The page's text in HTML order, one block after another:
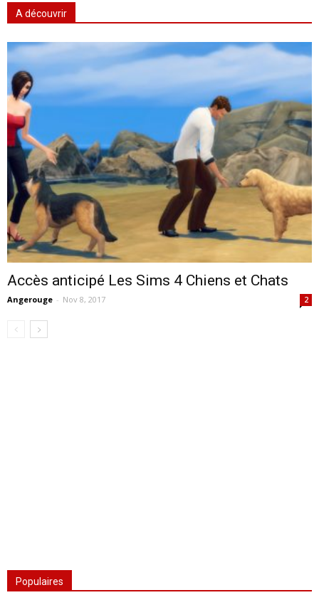
A découvrir
Accès anticipé Les Sims 4 Chiens et Chats
Angerouge - Nov 8, 2017 2
Populaires